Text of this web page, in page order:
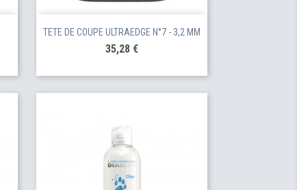
TETE DE COUPE ULTRAEDGE N°7 - 3,2 MM
Prix
35,28 €